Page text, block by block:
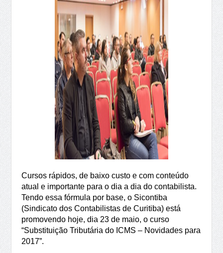
Cursos rápidos, de baixo custo e com conteúdo
atual e importante para o dia a dia do contabilista.
Tendo essa fórmula por base, o Sicontiba
(Sindicato dos Contabilistas de Curitiba) está
promovendo hoje, dia 23 de maio, o curso
“Substituição Tributária do ICMS – Novidades para
2017”.